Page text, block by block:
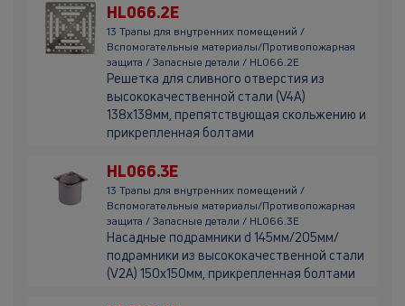
HL066.2E
13 Трапы для внутренних помещений /
Вспомогательные материалы/Противопожарная
защита / Запасные детали / HL066.2E
Решетка для сливного отверстия из
высококачественной стали (V4A)
138х138мм, препятствующая скольжению и
прикрепленная болтами
HL066.3E
13 Трапы для внутренних помещений /
Вспомогательные материалы/Противопожарная
защита / Запасные детали / HL066.3E
Насадные подрамники d 145мм/205мм/
подрамники из высококачественной стали
(V2A) 150х150мм, прикрепленная болтами